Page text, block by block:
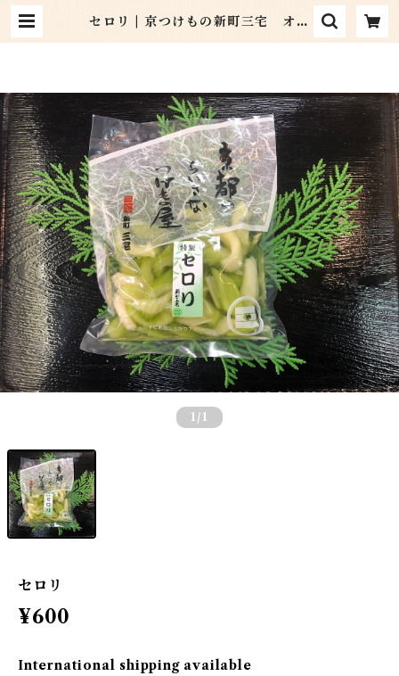
セロリ | 京つけもの新町三宅 オン
1 /1
セロリ
¥600
International shipping available